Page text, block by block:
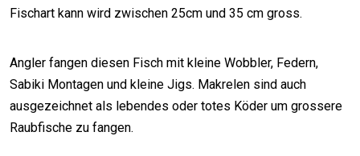
Fischart kann wird zwischen 25cm und 35 cm gross.
Angler fangen diesen Fisch mit kleine Wobbler, Federn,
Sabiki Montagen und kleine Jigs. Makrelen sind auch
ausgezeichnet als lebendes oder totes Köder um grossere
Raubfische zu fangen.